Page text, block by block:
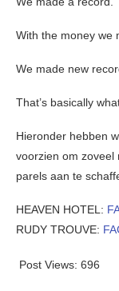
With the money we
We made new
That’s basically
Hieronder hebben
voorzien om zoveel
parels aan te
HEAVEN HOTEL:
RUDY TROUVE:
Post Views: 696